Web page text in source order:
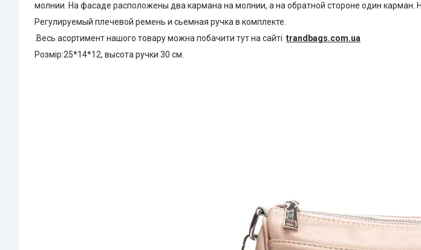
молнии. На фасаде расположены два кармана на молнии, а на обратной стороне один карман.
Регулируемый плечевой ремень и сьемная ручка в комплекте.
.Весь асортимент нашого товару можна побачити тут на сайті trandbags.com.ua
Розмір:25*14*12, высота ручки 30 см.